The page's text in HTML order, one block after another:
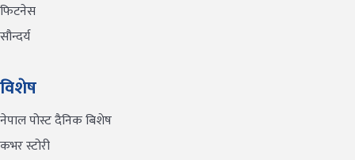
फिटनेस
सौन्दर्य
विशेष
नेपाल पोस्ट दैनिक बिशेष
कभर स्टोरी